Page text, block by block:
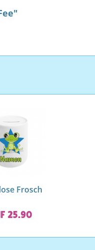
Frosch
25.90